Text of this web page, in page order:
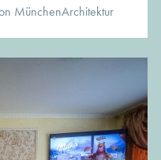
MünchenArchitektur